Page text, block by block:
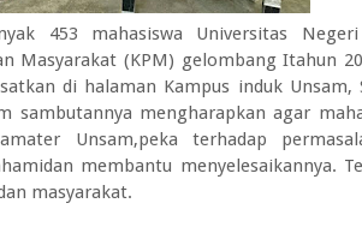
453 mahasiswa Universitas
Masyarakat (KPM) gelombang Itahun
di halaman Kampus induk Unsam,
sambutannya mengharapkan agar
Unsam,peka terhadap
membantu menyelesaikannya.
masyarakat.